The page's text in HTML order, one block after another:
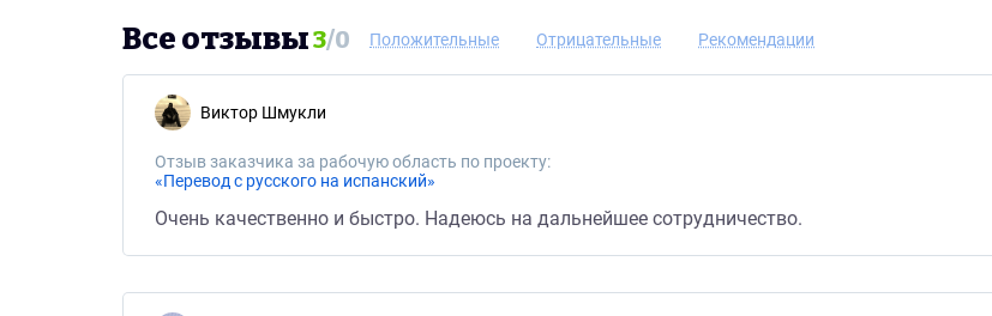
Все отзывы3/0 Положительные Отрицательные Рекомендации
Виктор Шмукли
Отзыв заказчика за рабочую область по проекту:
«Перевод с русского на испанский»
Очень качественно и быстро. Надеюсь на дальнейшее сотрудничество.